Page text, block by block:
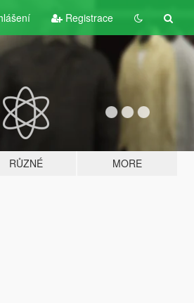
Registrace
RŮZNÉ MORE